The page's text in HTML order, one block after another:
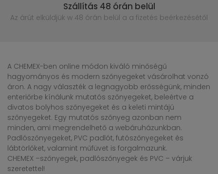
Szállítás 48 órán belül
Az árút elküldjük w 48 órán belül a a fizetés beérkezésétől
A CHEMEX-ben online módon kiváló minőségű
hagyományos és modern szőnyegeket vásárolhat vonzó
áron. A nagy választék a legnagyobb erősségünk, minden
enteriőrbe kínálunk mutatós szőnyegeket, beleértve a
divatos bolyhos szőnyegeket és a keleti mintájú
szőnyegeket. Egy mutatós szőnyeg azonban nem
minden, ami megrendelhető a webáruházunkban.
Padlószőnyegeket, PVC padlót, futószőnyegeket és
lábtörlőket, valamint műfüvet is forgalmazunk.
CHEMEX –szőnyegek, padlószőnyegek és PVC – várjuk
szeretettel!